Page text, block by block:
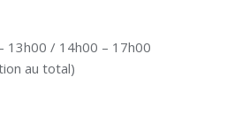
13h00 / 14h00 – 17h00
au total)